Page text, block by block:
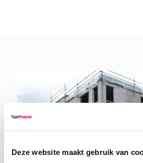
Deze website maakt gebruik van